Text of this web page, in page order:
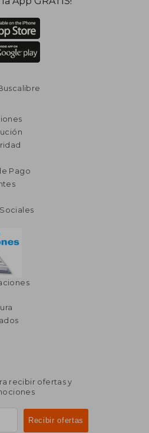
Pago
recibir ofertas y